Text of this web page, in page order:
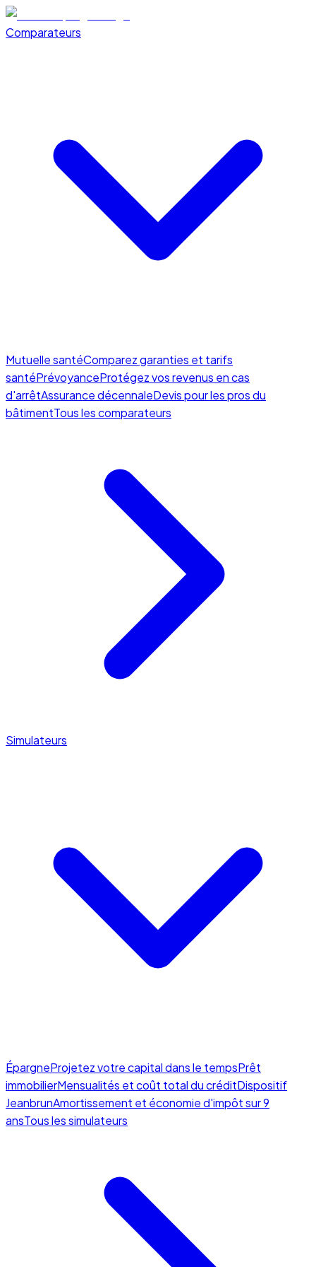
Comparateurs
Mutuelle santéComparez garanties et tarifs
santéPrévoyanceProtégez vos revenus en cas
d'arrêtAssurance décennaleDevis pour les pros du
bâtimentTous les comparateurs
Simulateurs
ÉpargneProjetez votre capital dans le tempsPrêt
immobilierMensualités et coût total du créditDispositif
JeanbrunAmortissement et économie d'impôt sur 9
ansTous les simulateurs